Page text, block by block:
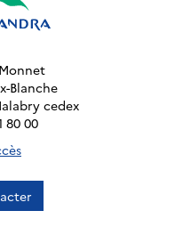
Blanche
cedex
80 00